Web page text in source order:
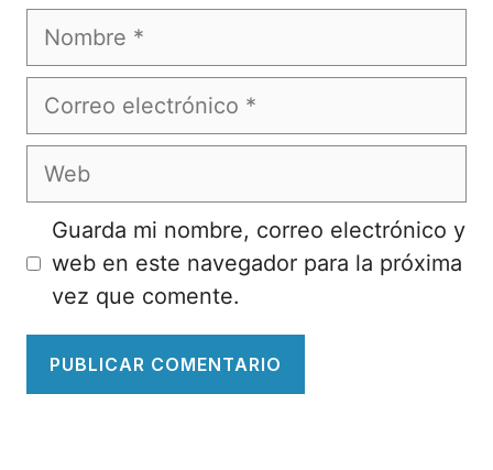
Nombre
Correo
Web
Guarda mi nombre, correo electrónico y
web en este navegador para la próxima
vez que comente.